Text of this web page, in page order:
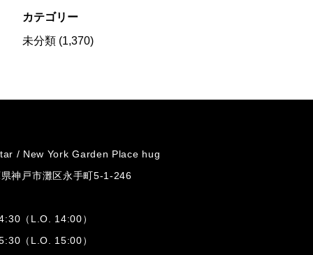
カテゴリー
未分類(1,370)
/ New York Garden Place hug
神戸市灘区永手町5-1-246
（L.O. 14:00）
（L.O. 15:00）